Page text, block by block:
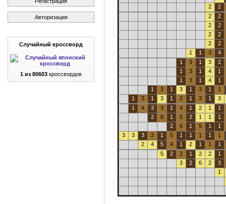
Авторизация
Случайный кроссворд
1 из 80603 кроссвордов
2
2
2
2
2
2
2
2
2
2
1
1 3
4
1
3 1 3
2
1
3 1 4
1
1
3 1 4
1
1
3 1 3 1 3 1
1
1
3 1 3 1 2 1 3 1
3
1
4 3 3 1 4 1 2 1
1
2
8 1 5 2 1 1
1
2
6 1 5 1
1
3
3 3 2 1 5 1 1 1 1
1
2
4 5 4 1 2 1 1
1
5
2 2 1 2 2
1
3
2 6 2
3
1